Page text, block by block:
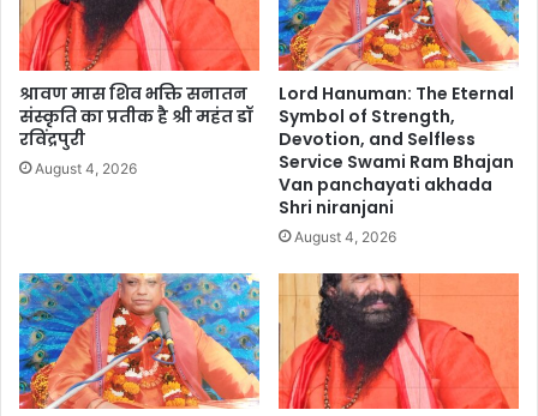
श्रावण मास शिव भक्ति सनातन
संस्कृति का प्रतीक है श्री महंत डॉ
रविंद्रपुरी
August 4, 2026
Lord Hanuman: The Eternal
Symbol of Strength,
Devotion, and Selfless
Service Swami Ram Bhajan
Van panchayati akhada
Shri niranjani
August 4, 2026